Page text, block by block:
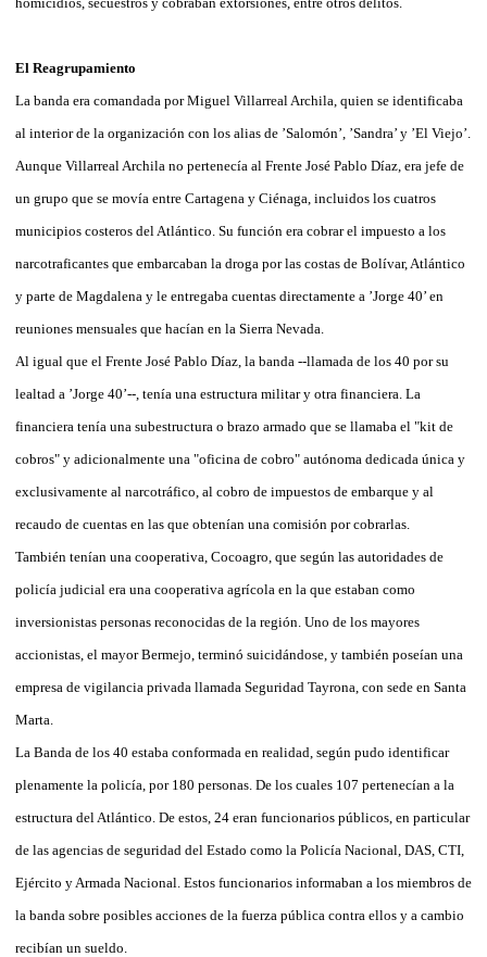
El Reagrupamiento
La banda era comandada por Miguel Villarreal Archila, quien se identificaba
al interior de la organización con los alias de ’Salomón’, ’Sandra’ y ’El Viejo’.
Aunque Villarreal Archila no pertenecía al Frente José Pablo Díaz, era jefe de
un grupo que se movía entre Cartagena y Ciénaga, incluidos los cuatros
municipios costeros del Atlántico. Su función era cobrar el impuesto a los
narcotraficantes que embarcaban la droga por las costas de Bolívar, Atlántico
y parte de Magdalena y le entregaba cuentas directamente a ’Jorge 40’ en
reuniones mensuales que hacían en la Sierra Nevada.
Al igual que el Frente José Pablo Díaz, la banda --llamada de los 40 por su
lealtad a ’Jorge 40’--, tenía una estructura militar y otra financiera. La
financiera tenía una subestructura o brazo armado que se llamaba el "kit de
cobros" y adicionalmente una "oficina de cobro" autónoma dedicada única y
exclusivamente al narcotráfico, al cobro de impuestos de embarque y al
recaudo de cuentas en las que obtenían una comisión por cobrarlas.
También tenían una cooperativa, Cocoagro, que según las autoridades de
policía judicial era una cooperativa agrícola en la que estaban como
inversionistas personas reconocidas de la región. Uno de los mayores
accionistas, el mayor Bermejo, terminó suicidándose, y también poseían una
empresa de vigilancia privada llamada Seguridad Tayrona, con sede en Santa
Marta.
La Banda de los 40 estaba conformada en realidad, según pudo identificar
plenamente la policía, por 180 personas. De los cuales 107 pertenecían a la
estructura del Atlántico. De estos, 24 eran funcionarios públicos, en particular
de las agencias de seguridad del Estado como la Policía Nacional, DAS, CTI,
Ejército y Armada Nacional. Estos funcionarios informaban a los miembros de
la banda sobre posibles acciones de la fuerza pública contra ellos y a cambio
recibían un sueldo.